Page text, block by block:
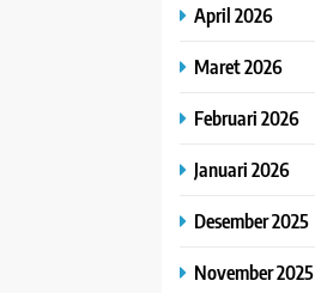
April 2026
Maret 2026
Februari 2026
Januari 2026
Desember 2025
November 2025